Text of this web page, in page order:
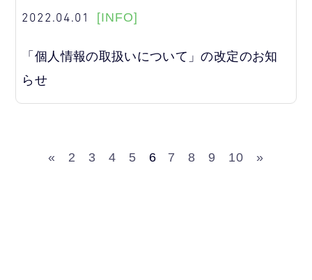
2022.04.01 [INFO]
「個人情報の取扱いについて」の改定のお知
らせ
« 2 3 4 5 6 7 8 9 10 »